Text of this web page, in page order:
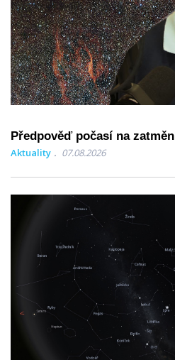
Předpověď počasí na
Aktuality 07.08.2026